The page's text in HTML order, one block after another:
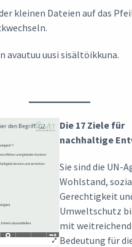
kleinen Dateien auf das
avautuu uusi sisältöikkuna.
Die 17 Ziele für
nachhaltige
Sie sind die UN-
Wohlstand,
Gerechtigkeit
Umweltschutz
mit
Bedeutung für